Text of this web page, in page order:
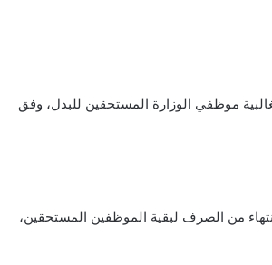
موظفي الوزارة المستحقين للبدل، وفق
من الصرف لبقية الموظفين المستحقين،